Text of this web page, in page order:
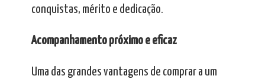
conquistas, mérito e dedicação.
Acompanhamento próximo e eficaz
Uma das grandes vantagens de comprar a um